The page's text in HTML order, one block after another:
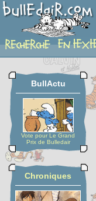
planche
BullActu
Vote pour Le Grand
Prix de Bulledair
Chroniques